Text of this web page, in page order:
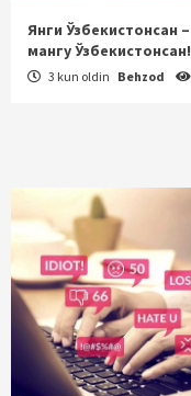
Янги Ўзбекистонсан –
мангу Ўзбекистонсан!
3 kun oldin Behzod